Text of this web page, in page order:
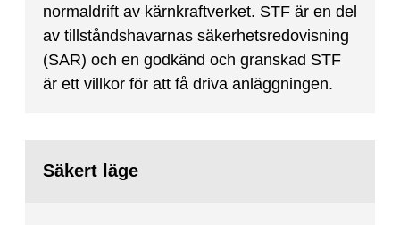
normaldrift av kärnkraftverket. STF är en del
av tillståndshavarnas säkerhetsredovisning
(SAR) och en godkänd och granskad STF
är ett villkor för att få driva anläggningen.
Säkert läge